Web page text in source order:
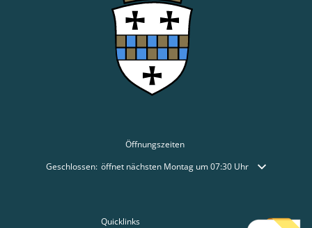
Öffnungszeiten
Klicken, um weitere Öffnungs- oder Schließzeiten auszublenden
Geschlossen: öffnet nächsten Montag um 07:30 Uhr
Quicklinks